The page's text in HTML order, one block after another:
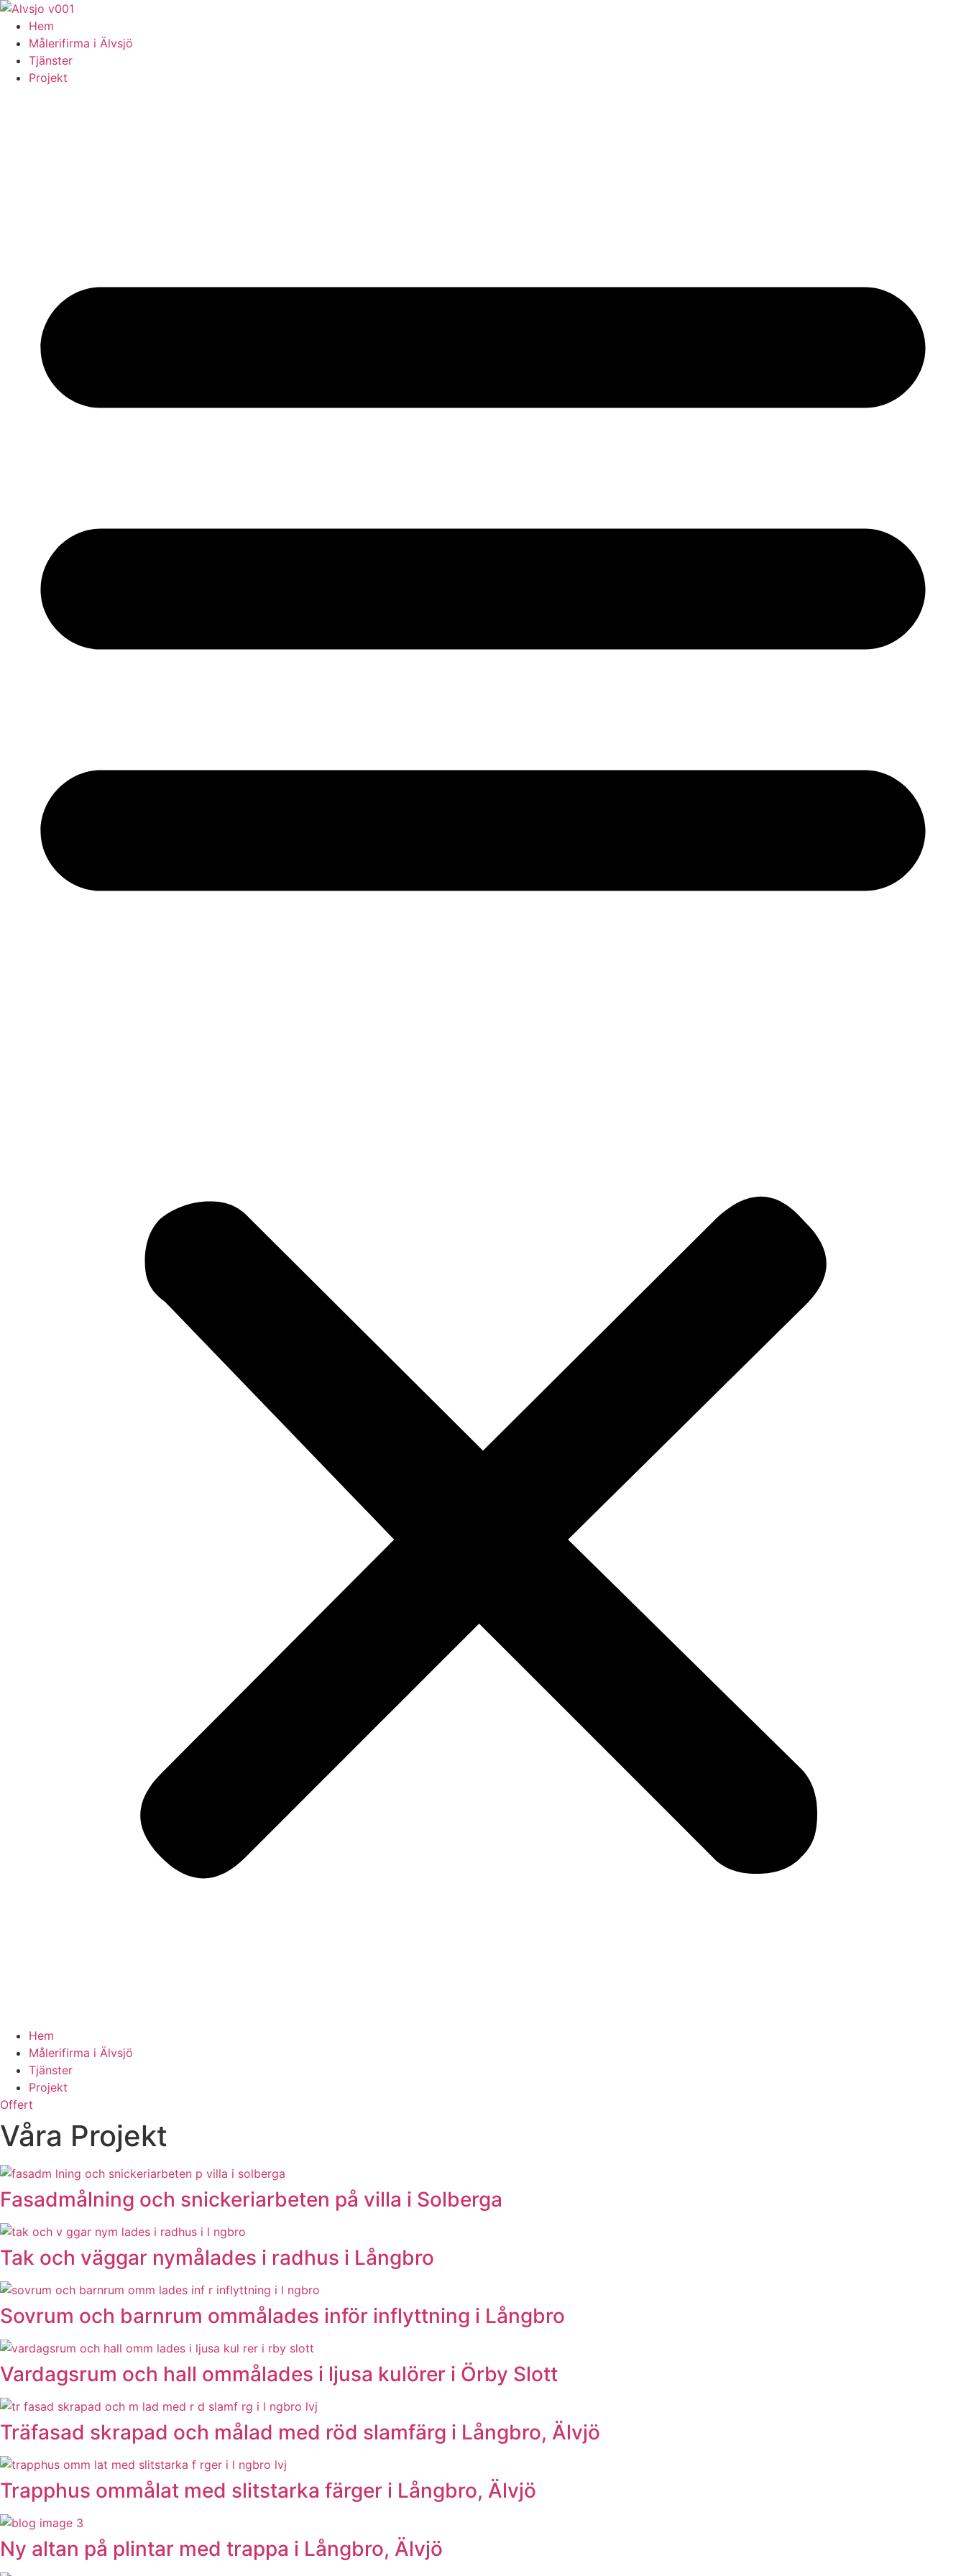
Skip
content
Hem
Målerifirma i Älvsjö
Tjänster
Projekt
Hem
Målerifirma i Älvsjö
Tjänster
Projekt
Offert
Våra Projekt
Fasadmålning och snickeriarbeten på villa i Solberga
Tak och väggar nymålades i radhus i Långbro
Sovrum och barnrum ommålades inför inflyttning i Långbro
Vardagsrum och hall ommålades i ljusa kulörer i Örby Slott
Träfasad skrapad och målad med röd slamfärg i Långbro, Älvjö
Trapphus ommålat med slitstarka färger i Långbro, Älvjö
Ny altan på plintar med trappa i Långbro, Älvjö